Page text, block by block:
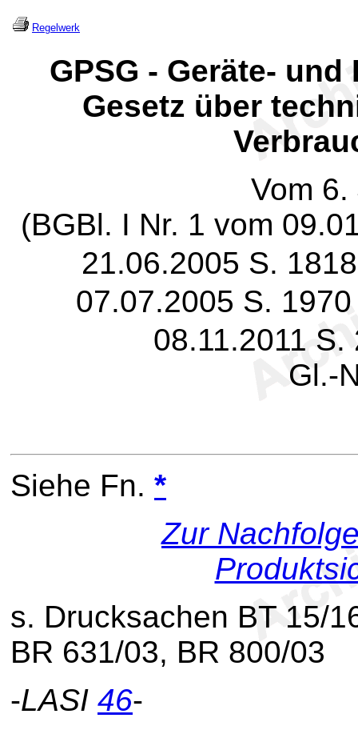
Regelwerk
GPSG - Geräte-
Gesetz über
Vom
(BGBl. I Nr. 1 vom
21.06.2005 S.
07.07.2005 S.
08.11.2011 S.
Gl.-
Siehe Fn. *
Zur
s. Drucksachen BT 15/
BR 631/03, BR 800/03
-LASI 46-